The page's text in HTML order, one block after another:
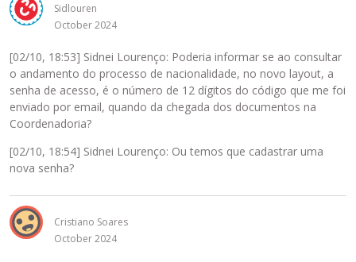
Sidlouren
October 2024
[02/10, 18:53] Sidnei Lourenço: Poderia informar se ao consultar
o andamento do processo de nacionalidade, no novo layout, a
senha de acesso, é o número de 12 dígitos do código que me foi
enviado por email, quando da chegada dos documentos na
Coordenadoria?
[02/10, 18:54] Sidnei Lourenço: Ou temos que cadastrar uma
nova senha?
Cristiano Soares
October 2024